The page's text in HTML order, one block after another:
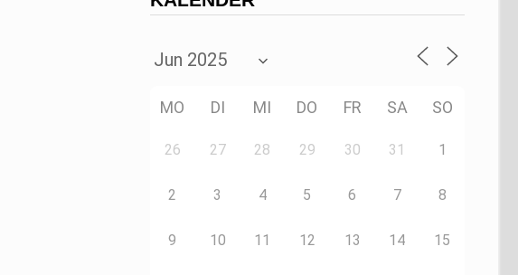
MO DI MI DO FR SA SO
26 27 28 29 30 31 1
2 3 4 5 6 7 8
9 10 11 12 13 14 15